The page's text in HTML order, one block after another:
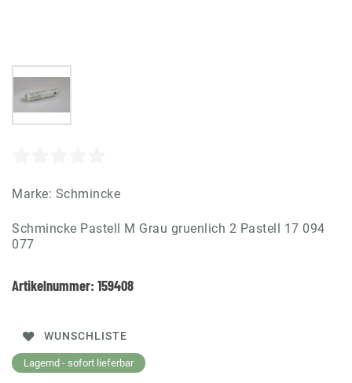
Marke: Schmincke
Schmincke Pastell M Grau gruenlich 2 Pastell 17 094
077
Artikelnummer: 159408
WUNSCHLISTE
Lagernd - sofort lieferbar